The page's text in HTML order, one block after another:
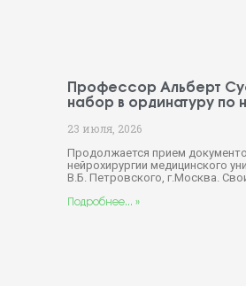
Профессор Альберт
набор в ординатуру по
23 июля, 2026
Продолжается прием
нейрохирургии медицинского
В.Б. Петровского, г.Москва.
Подробнее... »